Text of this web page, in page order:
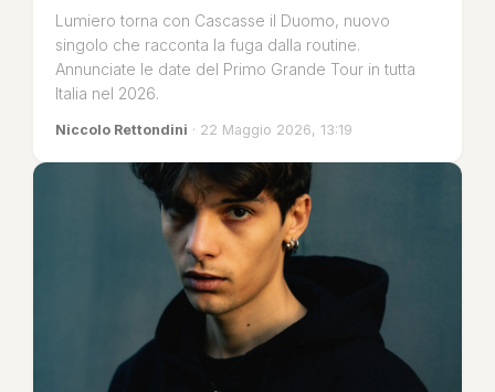
Lumiero torna con Cascasse il Duomo, nuovo
singolo che racconta la fuga dalla routine.
Annunciate le date del Primo Grande Tour in tutta
Italia nel 2026.
Niccolo Rettondini · 22 Maggio 2026, 13:19